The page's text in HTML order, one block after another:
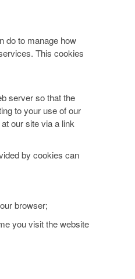
do to manage how
This cookies
server so that the
to your use of our
our site via a link
by cookies can
browser;
you visit the website